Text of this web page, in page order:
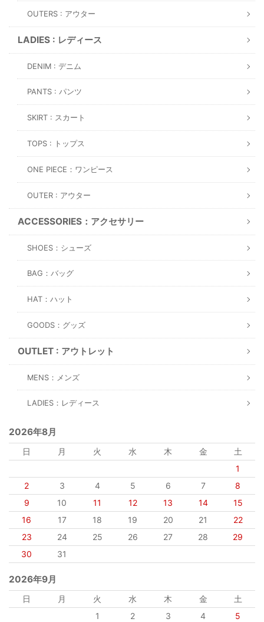
OUTERS : アウター
LADIES : レディース
DENIM : デニム
PANTS : パンツ
SKIRT : スカート
TOPS : トップス
ONE PIECE：ワンピース
OUTER : アウター
ACCESSORIES：アクセサリー
SHOES：シューズ
BAG：バッグ
HAT：ハット
GOODS：グッズ
OUTLET : アウトレット
MENS：メンズ
LADIES：レディース
2026年8月
日 月 火 水 木 金
土
1
2
3 4 5 6 7
8
9
10 11 12 13 14
15
16
17 18 19 20 21
22
23
24 25 26 27 28
29
30
31
2026年9月
日 月 火 水 木 金
土
1
2 3 4
5